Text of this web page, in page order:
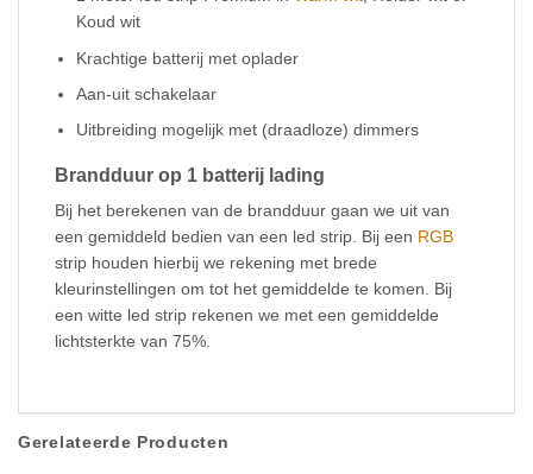
Koud wit
Krachtige batterij met oplader
Aan-uit schakelaar
Uitbreiding mogelijk met (draadloze) dimmers
Brandduur op 1 batterij lading
Bij het berekenen van de brandduur gaan we uit van
een gemiddeld bedien van een led strip. Bij een RGB
strip houden hierbij we rekening met brede
kleurinstellingen om tot het gemiddelde te komen. Bij
een witte led strip rekenen we met een gemiddelde
lichtsterkte van 75%.
Gerelateerde Producten